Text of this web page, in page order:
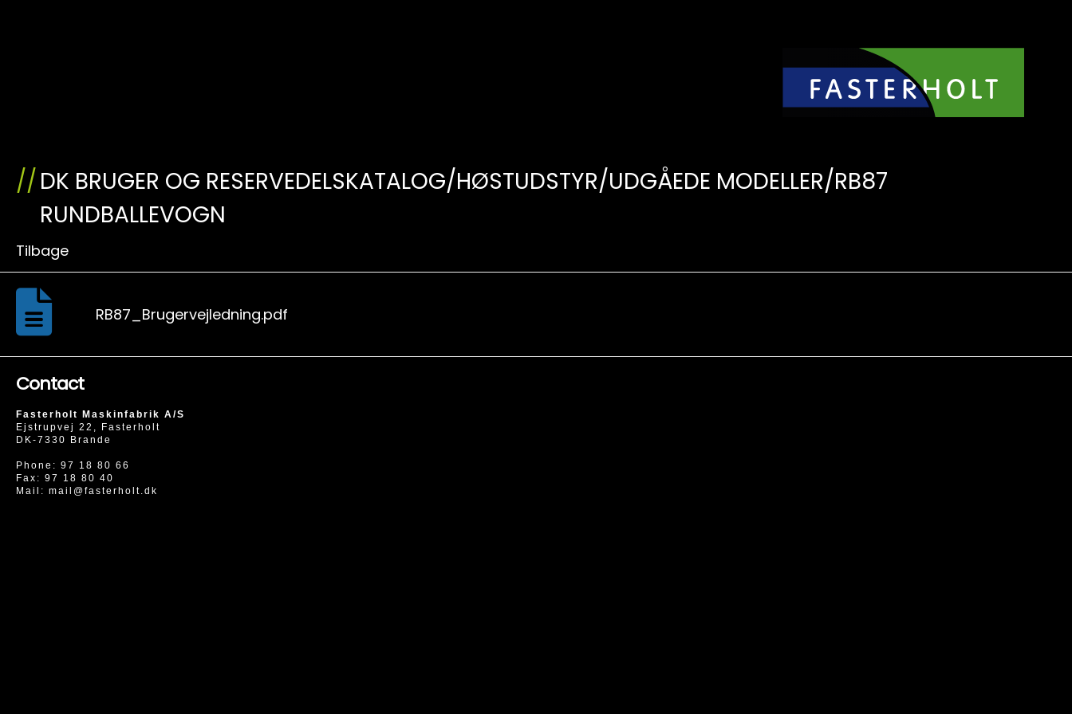
DK BRUGER OG RESERVEDELSKATALOG/HØSTUDSTYR/UDGÅEDE MODELLER/RB87
RUNDBALLEVOGN
Tilbage
RB87_Brugervejledning.pdf
Contact
Fasterholt Maskinfabrik A/S
Ejstrupvej 22, Fasterholt
DK-7330 Brande
Phone: 97 18 80 66
Fax: 97 18 80 40
Mail: mail@fasterholt.dk